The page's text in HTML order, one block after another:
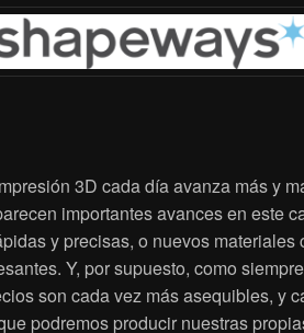
3D cada día avanza más y
importantes avances en este
y precisas, o nuevos materiales
Y, por supuesto, como
son cada vez más asequibles, y
podremos producir nuestras